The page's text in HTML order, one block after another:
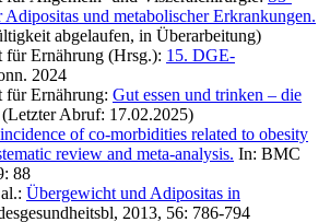
und metabolischer Erkrankungen.
abgelaufen, in Überarbeitung)
für Ernährung (Hrsg.): 15. DGE-
2024
für Ernährung: Gut essen und trinken – die
(Letzter Abruf: 17.02.2025)
of co-morbidities related to obesity
review and meta-analysis. In: BMC
88
Übergewicht und Adipositas in
2013, 56: 786-794